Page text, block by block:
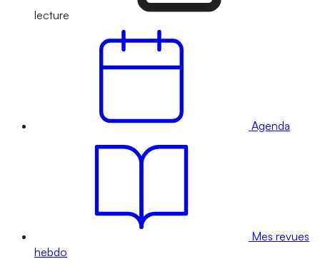
lecture
Agenda
Mes revues
hebdo